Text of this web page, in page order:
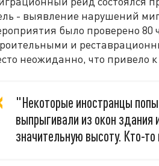
- выявление нарушений
было проверено 80
и
неожиданно, что привело
"Некоторые иностранцы
выпрыгивали из окон здания
значительную высоту. Кто-